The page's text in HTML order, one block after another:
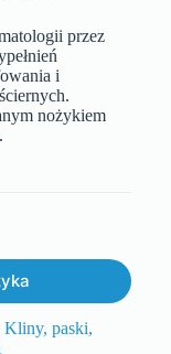
przez
i
nożykiem
Kliny, paski,